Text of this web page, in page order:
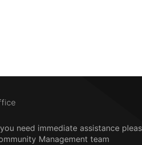
need immediate assistance
Management team